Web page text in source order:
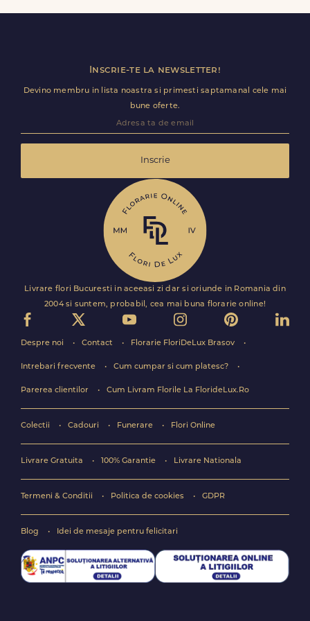
ramane optional si il poti personaliza.
Inscrie-te la newsletter!
Devino membru in lista noastra si primesti saptamanal cele mai
bune oferte.
Inscrie
Livrare flori Bucuresti in aceeasi zi dar si oriunde in Romania din
2004 si suntem, probabil, cea mai buna florarie online!
Despre noi Contact Florarie FloriDeLux Brasov
Intrebari frecvente Cum cumpar si cum platesc?
Parerea clientilor Cum Livram Florile La FlorideLux.Ro
Colectii Cadouri Funerare Flori Online
Livrare Gratuita 100% Garantie Livrare Nationala
Termeni & Conditii Politica de cookies GDPR
Blog Idei de mesaje pentru felicitari